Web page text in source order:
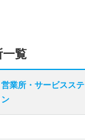
一覧
業所・サービスステ